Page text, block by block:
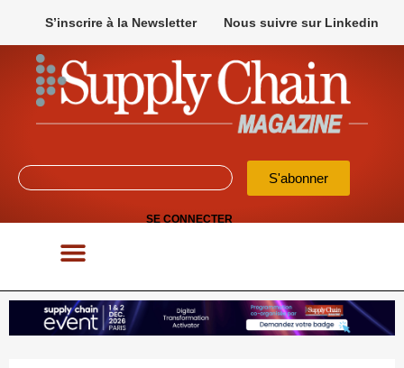
S’inscrire à la Newsletter Nous suivre sur Linkedin
S'abonner
SE CONNECTER